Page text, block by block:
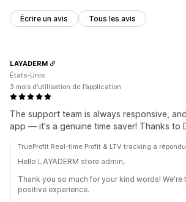
Écrire un avis Tous les avis
The support team is always responsive,
app — it's a genuine time saver! Thanks to
LAYADERM
États-Unis
3 mois d’utilisation de l’application
TrueProfit Real-time Profit & LTV tracking a
Hello LAYADERM store admin,
Thank you so much for your kind words! We're
positive experience.